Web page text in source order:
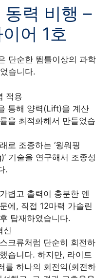
력 비행 –
어 1호
단순한 뜀틀이상의 과학
습니다.
적용
통해 양력(Lift)을 계산
을 최적화해서 만들었습
로 조종하는 ‘윙워핑
기술을 연구해서 조종성
.
볍고 출력이 충분한 엔
에, 직접 12마력 가솔린
탑재하였습니다.
신
크류처럼 단순히 회전하
습니다. 하지만, 라이트
를 하나의 회전익(회전하